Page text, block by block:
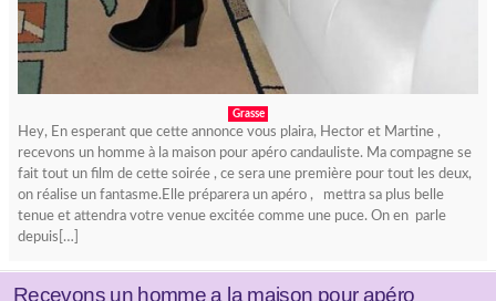
Grasse
Hey, En esperant que cette annonce vous plaira, Hector et Martine ,
recevons un homme à la maison pour apéro candauliste. Ma compagne se
fait tout un film de cette soirée , ce sera une première pour tout les deux,
on réalise un fantasme.Elle préparera un apéro , mettra sa plus belle
tenue et attendra votre venue excitée comme une puce. On en parle
depuis[…]
Recevons un homme a la maison pour apéro